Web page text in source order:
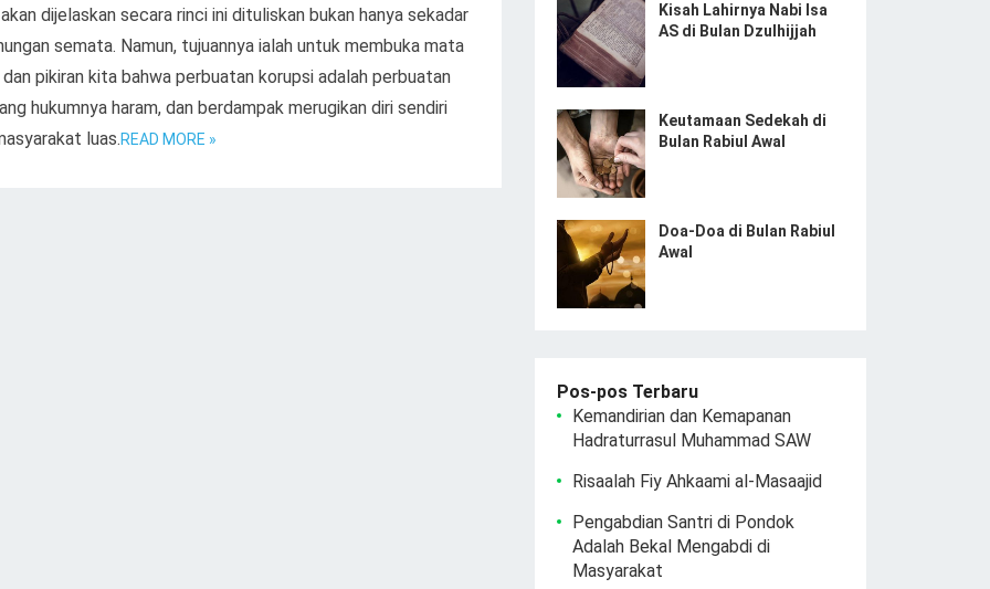
dijelaskan secara rinci ini dituliskan bukan hanya sekadar
semata. Namun, tujuannya ialah untuk membuka mata
pikiran kita bahwa perbuatan korupsi adalah perbuatan
hukumnya haram, dan berdampak merugikan diri sendiri
luas.READ MORE »
Kisah Lahirnya Nabi Isa
AS di Bulan Dzulhijjah
Keutamaan Sedekah di
Bulan Rabiul Awal
Doa-Doa di Bulan Rabiul
Awal
Pos-pos Terbaru
Kemandirian dan Kemapanan
Hadraturrasul Muhammad SAW
Risaalah Fiy Ahkaami al-Masaajid
Pengabdian Santri di Pondok
Adalah Bekal Mengabdi di
Masyarakat